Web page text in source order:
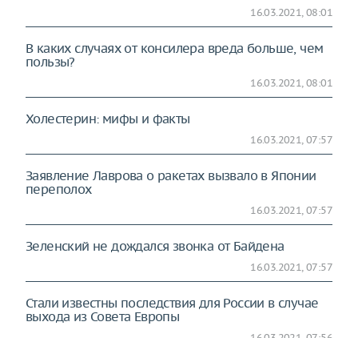
16.03.2021, 08:01
В каких случаях от консилера вреда больше, чем
пользы?
16.03.2021, 08:01
Холестерин: мифы и факты
16.03.2021, 07:57
Заявление Лаврова о ракетах вызвало в Японии
переполох
16.03.2021, 07:57
Зеленский не дождался звонка от Байдена
16.03.2021, 07:57
Стали известны последствия для России в случае
выхода из Совета Европы